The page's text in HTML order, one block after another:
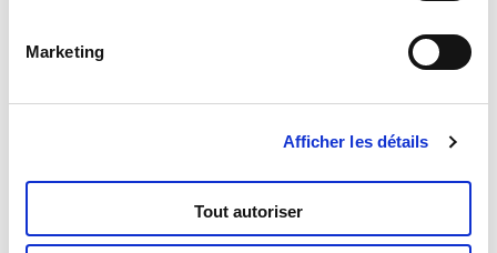
Marketing
Afficher les détails
Tout autoriser
Hot Wheels 2 En 1 : Jeu De Voyage Et Jeu
Read more